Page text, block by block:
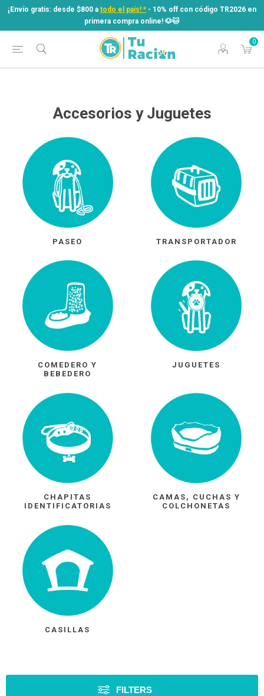
¡Envío gratis: desde $800 a todo el país! * - 10% off con código TR2026 en
primera compra online! ​🐶​🐱
0
¡Envío gratis: desde $800 atodo el país! *
- 10% off con código TR2026 en
primera compra online! ​🐶​🐱
Accesorios y Juguetes
PASEO TRANSPORTADOR
COMEDERO Y
BEBEDERO
JUGUETES
CHAPITAS
IDENTIFICATORIAS
CAMAS, CUCHAS Y
COLCHONETAS
CASILLAS
FILTERS